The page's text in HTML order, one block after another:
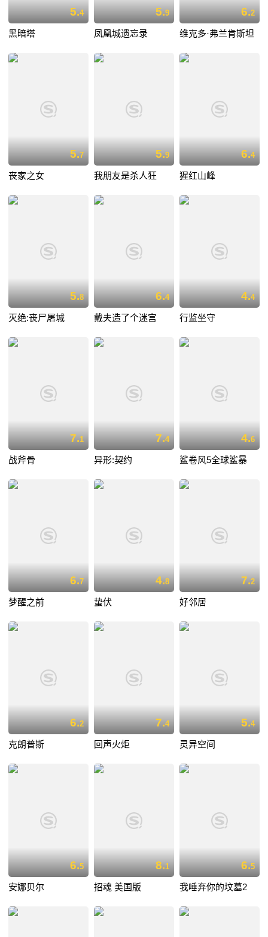
5.4
黑暗塔
5.9
凤凰城遗忘录
6.2
维克多·弗兰肯斯坦
5.7
丧家之女
5.9
我朋友是杀人狂
6.4
猩红山峰
5.8
灭绝:丧尸屠城
6.4
戴夫造了个迷宫
4.4
行监坐守
7.1
战斧骨
7.4
异形:契约
4.6
鲨卷风5全球鲨暴
6.7
梦醒之前
4.8
蛰伏
7.2
好邻居
6.2
克朗普斯
7.4
回声火炬
5.4
灵异空间
6.5
安娜贝尔
8.1
招魂 美国版
6.5
我唾弃你的坟墓2